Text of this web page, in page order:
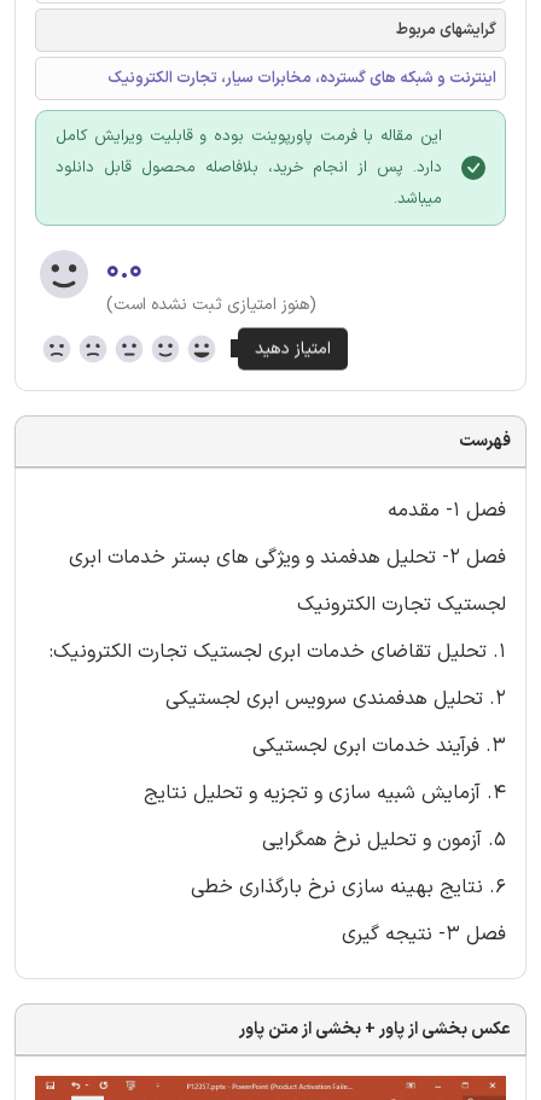
گرایشهای مربوط
اینترنت و شبکه های گسترده، مخابرات سیار، تجارت الکترونیک
این مقاله با فرمت پاورپوینت بوده و قابلیت ویرایش کامل
دارد. پس از انجام خرید، بلافاصله محصول قابل دانلود
میباشد.
۰.۰
(هنوز امتیازی ثبت نشده است)
فهرست
فصل 1- مقدمه
فصل 2- تحلیل هدفمند و ویژگی های بستر خدمات ابری
لجستیک تجارت الکترونیک
1. تحلیل تقاضای خدمات ابری لجستیک تجارت الکترونیک:
2. تحلیل هدفمندی سرویس ابری لجستیکی
3. فرآیند خدمات ابری لجستیکی
4. آزمایش شبیه سازی و تجزیه و تحلیل نتایج
5. آزمون و تحلیل نرخ همگرایی
6. نتایج بهینه سازی نرخ بارگذاری خطی
فصل 3- نتیجه گیری
عکس بخشی از پاور + بخشی از متن پاور